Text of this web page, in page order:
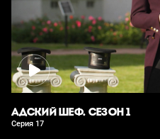
АДСКИЙ ШЕФ. СЕЗОН 1
Серия 17